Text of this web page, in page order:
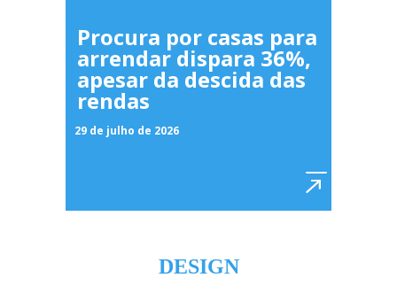
Procura por casas para
arrendar dispara 36%,
apesar da descida das
rendas
29 de julho de 2026
DESIGN